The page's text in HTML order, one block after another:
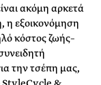
ακόμη αρκετά
η εξοικονόμηση
κόστος ζωής–
την τσέπη μας,